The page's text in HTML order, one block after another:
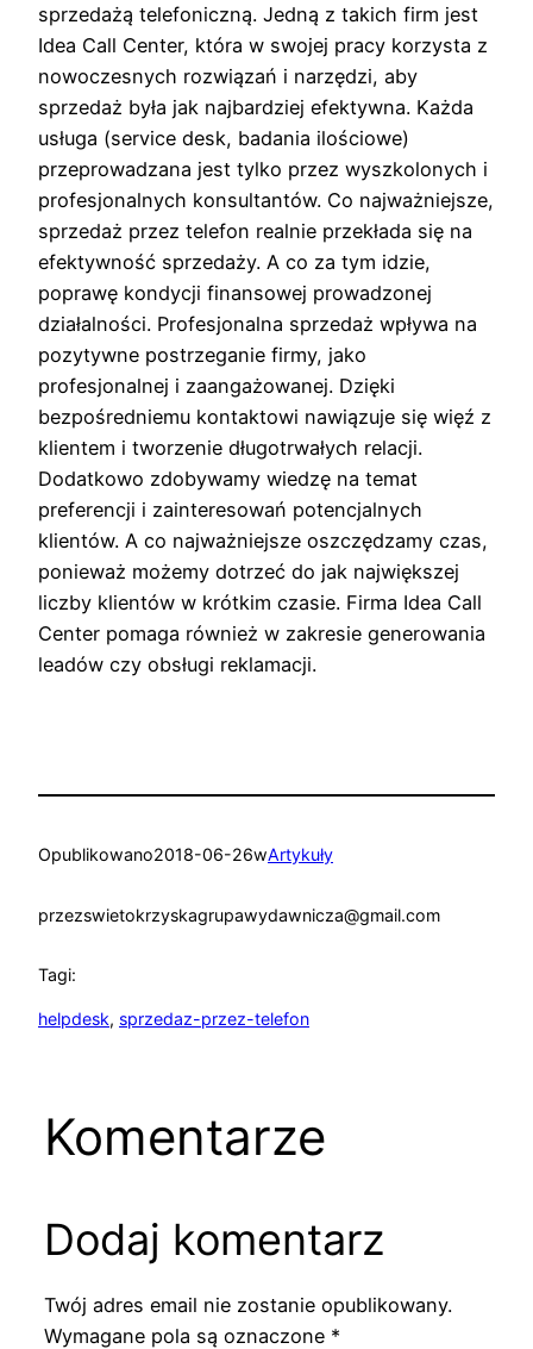
sprzedażą telefoniczną. Jedną z takich firm jest
Idea Call Center, która w swojej pracy korzysta z
nowoczesnych rozwiązań i narzędzi, aby
sprzedaż była jak najbardziej efektywna. Każda
usługa (service desk, badania ilościowe)
przeprowadzana jest tylko przez wyszkolonych i
profesjonalnych konsultantów. Co najważniejsze,
sprzedaż przez telefon realnie przekłada się na
efektywność sprzedaży. A co za tym idzie,
poprawę kondycji finansowej prowadzonej
działalności. Profesjonalna sprzedaż wpływa na
pozytywne postrzeganie firmy, jako
profesjonalnej i zaangażowanej. Dzięki
bezpośredniemu kontaktowi nawiązuje się więź z
klientem i tworzenie długotrwałych relacji.
Dodatkowo zdobywamy wiedzę na temat
preferencji i zainteresowań potencjalnych
klientów. A co najważniejsze oszczędzamy czas,
ponieważ możemy dotrzeć do jak największej
liczby klientów w krótkim czasie. Firma Idea Call
Center pomaga również w zakresie generowania
leadów czy obsługi reklamacji.
Opublikowano2018-06-26wArtykuły
przezswietokrzyskagrupawydawnicza@gmail.com
Tagi:
helpdesk, sprzedaz-przez-telefon
Komentarze
Dodaj komentarz
Twój adres email nie zostanie opublikowany.
Wymagane pola są oznaczone *